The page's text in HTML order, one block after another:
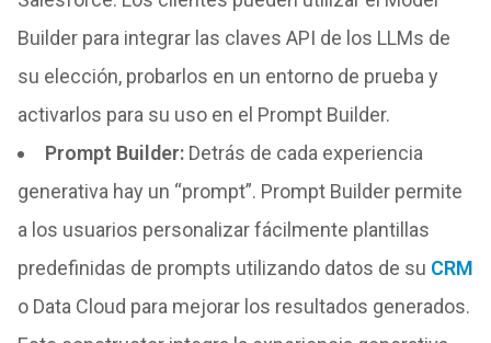
Builder para integrar las claves API de los LLMs de
su elección, probarlos en un entorno de prueba y
activarlos para su uso en el Prompt Builder.
Prompt Builder:Detrás de cada experiencia
generativa hay un “prompt”. Prompt Builder permite
a los usuarios personalizar fácilmente plantillas
predefinidas de prompts utilizando datos de su CRM
o Data Cloud para mejorar los resultados generados.